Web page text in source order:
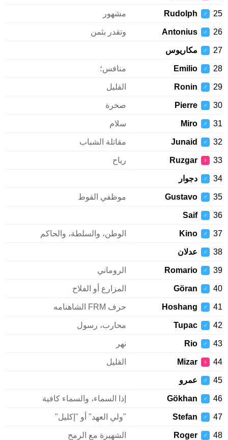
25
♂
Rudolph مشهور
26
♂
Antonius وتقدر بثمن
27
♂ مكاريوس
28
♂
Emilio منافس؛
29
♂
Ronin القليل
30
♂
Pierre صخرة
31
♂
Miro سلام
32
♂
Junaid مقاتلة الشباب
33
♀
Ruzgar رياح
34
♂ دجوار
35
♂
Gustavo موظفي القوط
36
♂
Saif
37
♂
Kino الوطن، والسلطة، والحاكم
38
♂ عدلان
39
♂
Romario الروماني
40
♂
Göran المزارع أو الفلاح
41
♂
Hoshang حرف FRM الشاهنامه
42
♂
Tupac محارب، رسول
43
♂
Rio نهر
44
♀
Mizar القليل
45
♂ عمرو
46
♂
Gökhan إذا السماء، والسماء كافية
47
♂
Stefan "ولي العهد" أو "إكليل"
48
♂
Roger الشهيرة مع الرمح